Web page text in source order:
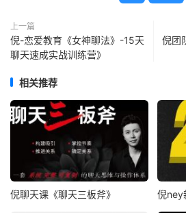
上一篇
倪-恋爱教育《女神聊法》-15天
聊天速成实战训练营》
倪团
相关推荐
倪聊天课《聊天三板斧》 倪ney